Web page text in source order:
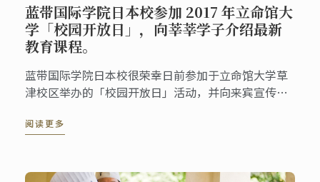
蓝带国际学院日本校参加 2017 年立命馆大
学「校园开放日」，向莘莘学子介绍最新
教育课程。
蓝带国际学院日本校很荣幸日前参加于立命馆大学草
津校区举办的「校园开放日」活动，并向来宾宣传即
阅读更多